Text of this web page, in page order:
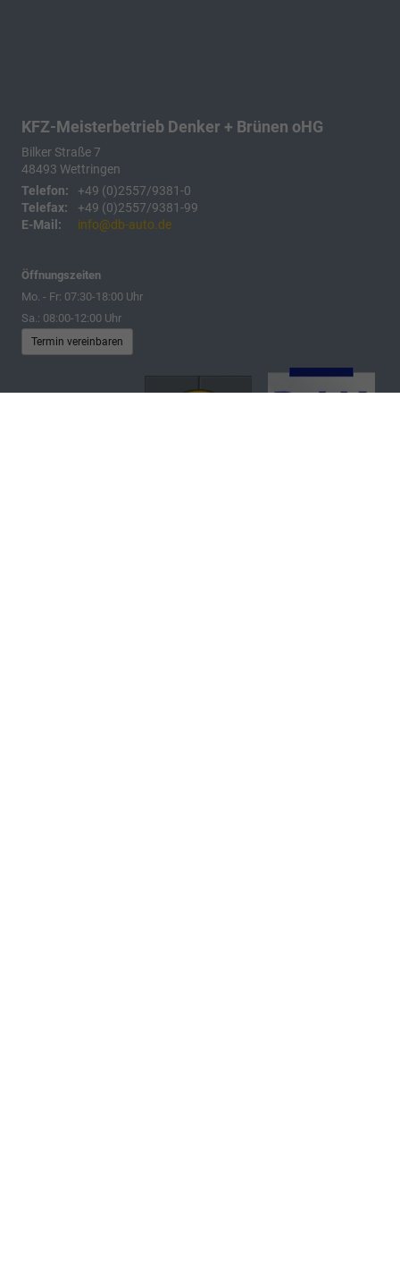
KFZ-Meisterbetrieb Denker + Brünen oHG
Bilker Straße 7
48493 Wettringen
Telefon:
+49 (0)2557/9381-0
Telefax:
+49 (0)2557/9381-99
E-Mail:
info@db-auto.de
Öffnungszeiten
Mo. - Fr: 07:30-18:00 Uhr
Sa.: 08:00-12:00 Uhr
Termin vereinbaren